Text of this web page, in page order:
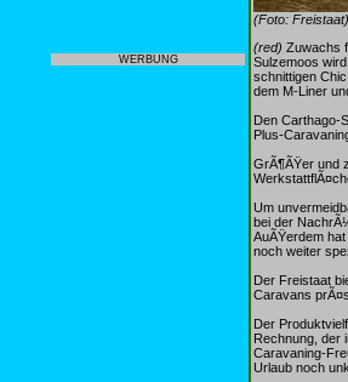
WERBUNG
(Foto: Freistaat)
(red) Zuwachs
Sulzemoos
schnittigen
dem M-Liner
Den Carthago-
Plus-
GrÃ¶ÃŸer und
Um
bei der
AuÃŸerdem
noch weiter
Der Freistaat
Caravans
Der
Rechnung, der
Caravaning-
Urlaub noch